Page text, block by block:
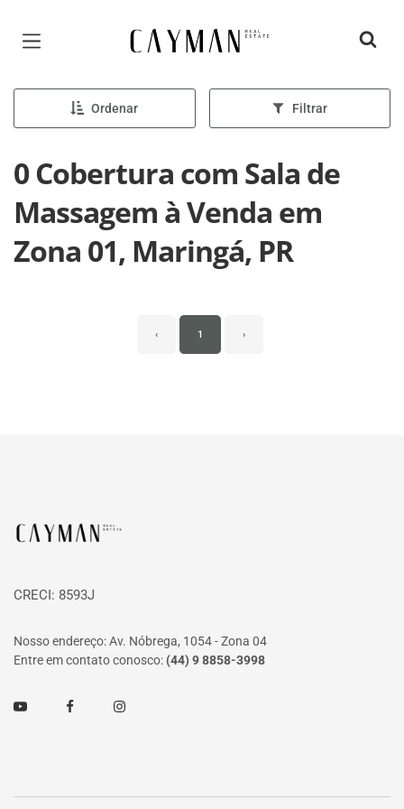
Página inicial
Ordenar Filtrar
0 Cobertura com Sala de
Massagem à Venda em
Zona 01, Maringá, PR
‹ 1 ›
Página inicial
CRECI: 8593J
Nosso endereço: Av. Nóbrega, 1054 - Zona 04
Entre em contato conosco: (44) 9 8858-3998
Youtube FacebookInstagram